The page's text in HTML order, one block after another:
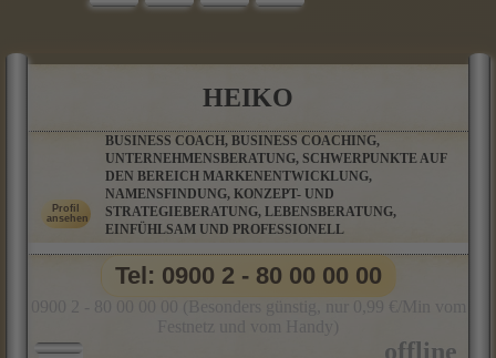
HEIKO
BUSINESS COACH, BUSINESS COACHING,
UNTERNEHMENSBERATUNG, SCHWERPUNKTE AUF
DEN BEREICH MARKENENTWICKLUNG,
NAMENSFINDUNG, KONZEPT- UND
STRATEGIEBERATUNG, LEBENSBERATUNG,
EINFÜHLSAM UND PROFESSIONELL
Tel: 0900 2 - 80 00 00 00